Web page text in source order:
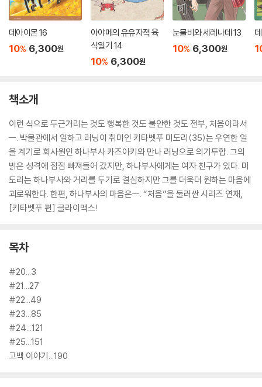
데아이몬 16
10% 6,300원
아야메의 유유자적 육
식일기 14
10% 6,300원
눈물비와 세레나데 13
10% 6,300원
책소개
이런 식으로 두근거리는 것도 행복한 것도 불안한 것도 전부, 처음이라서
ㅡ. 박물관에서 일하고 러닝이 취미인 키타벳푸 미도리(35)는 우연한 일
을 계기로 회사원인 하나부사 카즈아키와 만나 러닝으로 의기투합. 그의
밝은 성격에 점점 빠져들어 갔지만, 하나부사에게는 여자 친구가 있다. 미
도리는 하나부사와 거리를 두기로 결심하지만 그를 더욱더 원하는 마음에
괴로워한다. 한편, 하나부사의 마음은ㅡ. “처음”을 둘러싼 시리즈 연재,
[키타벳푸 편] 클라이맥스!
목차
#20...3
#21...27
#22...49
#23...85
#24...121
#25...151
고백 이야기...190